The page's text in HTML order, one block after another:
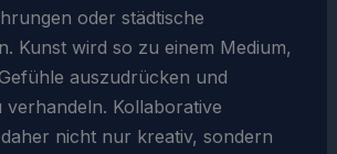
oder städtische
Kunst wird so zu einem Medium,
auszudrücken und
verhandeln. Kollaborative
nicht nur kreativ, sondern